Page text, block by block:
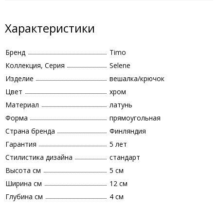
Характеристики
Бренд
Timo
Коллекция, Серия
Selene
Изделие
вешалка/крючок
Цвет
хром
Материал
латунь
Форма
прямоугольная
Страна бренда
Финляндия
Гарантия
5 лет
Стилистика дизайна
стандарт
Высота см
5 см
Ширина см
12 см
Глубина см
4 см